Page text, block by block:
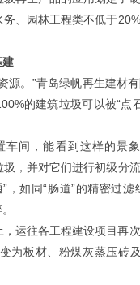
、园林工程类不低于
。”青岛绿帆再生建材
的建筑垃圾可以被“点
间，能看到这样的景
圾，并对它们进行初级分
，如同“肠道”的精密过
往各工程建设项目再
为板材、粉煤灰蒸压砖